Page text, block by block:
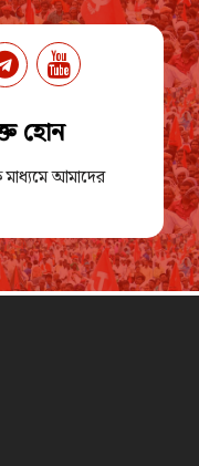
হোন
আমাদের